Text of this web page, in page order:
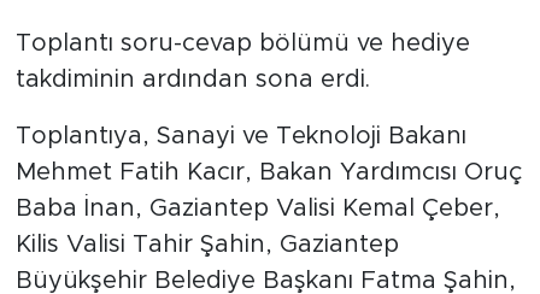
Toplantı soru-cevap bölümü ve hediye
takdiminin ardından sona erdi.
Toplantıya, Sanayi ve Teknoloji Bakanı
Mehmet Fatih Kacır, Bakan Yardımcısı Oruç
Baba İnan, Gaziantep Valisi Kemal Çeber,
Kilis Valisi Tahir Şahin, Gaziantep
Büyükşehir Belediye Başkanı Fatma Şahin,